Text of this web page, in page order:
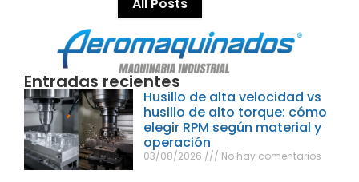
All Posts
Entradas recientes
Husillo de alta velocidad vs
husillo de alto torque: cómo
elegir RPM según material y
operación
03/08/2026 No hay comentarios